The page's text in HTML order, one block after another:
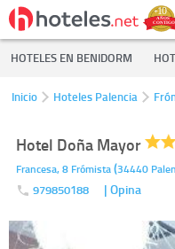
HOTELES EN BENIDORM
Inicio Hoteles Palencia
Hotel Doña Mayor
Francesa, 8 Frómista(34440
979850188 | Opina